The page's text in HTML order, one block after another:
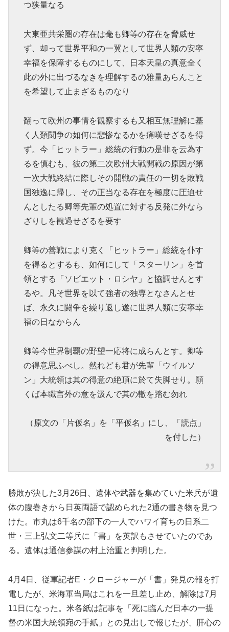
つ狭量なる
大東亜共栄圏の存在は毫も卿等の存在を脅威せ
ず、却って世界平和の一翼として世界人類の安寧
幸福を保障するものにして、日本天皇の真意全く
此の外に出づるなきを理解するの雅量あらんこと
を希望して止まざるものなり
翻って欧州の事情を観察するも又相互無理解に基
く人類闘争の如何に悲惨なるかを痛嘆せざるを得
ず。今「ヒットラー」総統の行動の是非を云為す
るを慎むも、彼の第二次欧州大戦開戦の原因が第
一次大戦終結に際しその開戦の責任の一切を敗戦
国独逸に帰し、その正当なる存在を極度に圧迫せ
んとしたる卿等先輩の処置に対する反発に外なら
ざりしを観過せざるを要す
卿等の善戦により克く「ヒットラー」総統を仆す
を得るとするも、如何にして「スターリン」を首
領とする「ソビエット・ロシヤ」と協調せんとす
るや。凡そ世界を以て強者の独専となさんとせ
ば、永久に闘争を繰り返し遂に世界人類に安寧幸
福の日なからん
卿等今世界制覇の野望一応将に成らんとす。卿等
の得意思ふべし。然れども君が先輩「ウイルソ
ン」大統領は其の得意の絶頂に於て失脚せり。願
くば本職言外の意を汲んで其の轍を踏む勿れ
（原文の「片仮名」を「平仮名」にし、「読点」
を付した）
勝敗が決した3月26日、遺体や武器を集めていた米兵が遺
体の腹巻きから日英両語で認められた2通の書き物を見つ
けた。市丸は6千名の部下の一人でハワイ育ちの日系二
世・三上弘文二等兵に「書」を英訳もさせていたのであ
る。遺体は通信参謀の村上治重と判明した。
4月4日、従軍記者E・クロージャーが「書」発見の報を打
電したが、米海軍当局はこれを一旦差し止め、解除は7月
11日になった。米各紙は記事を「死に臨んだ日本の一提
督の米国大統領宛の手紙」との見出しで報じたが、肝心の